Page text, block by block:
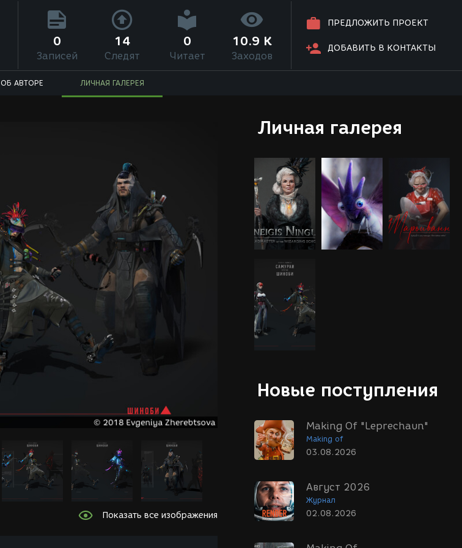
ПРЕДЛОЖИТЬ ПРОЕКТ
ДОБАВИТЬ В КОНТАКТЫ
0
Записей
14
Следят
0
Читает
10.9 K
Заходов
ОБ АВТОРЕ ЛИЧНАЯ ГАЛЕРЕЯ
Личная галерея
Новые поступления
Making Of "Leprechaun"
Making of
03.08.2026
Август 2026
Журнал
02.08.2026
Показать все изображения